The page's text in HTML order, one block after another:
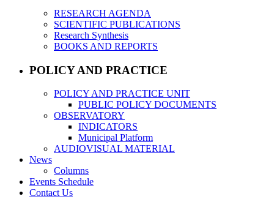
RESEARCH AGENDA
SCIENTIFIC PUBLICATIONS
Research Synthesis
BOOKS AND REPORTS
POLICY AND PRACTICE
POLICY AND PRACTICE UNIT
PUBLIC POLICY DOCUMENTS
OBSERVATORY
INDICATORS
Municipal Platform
AUDIOVISUAL MATERIAL
News
Columns
Events Schedule
Contact Us